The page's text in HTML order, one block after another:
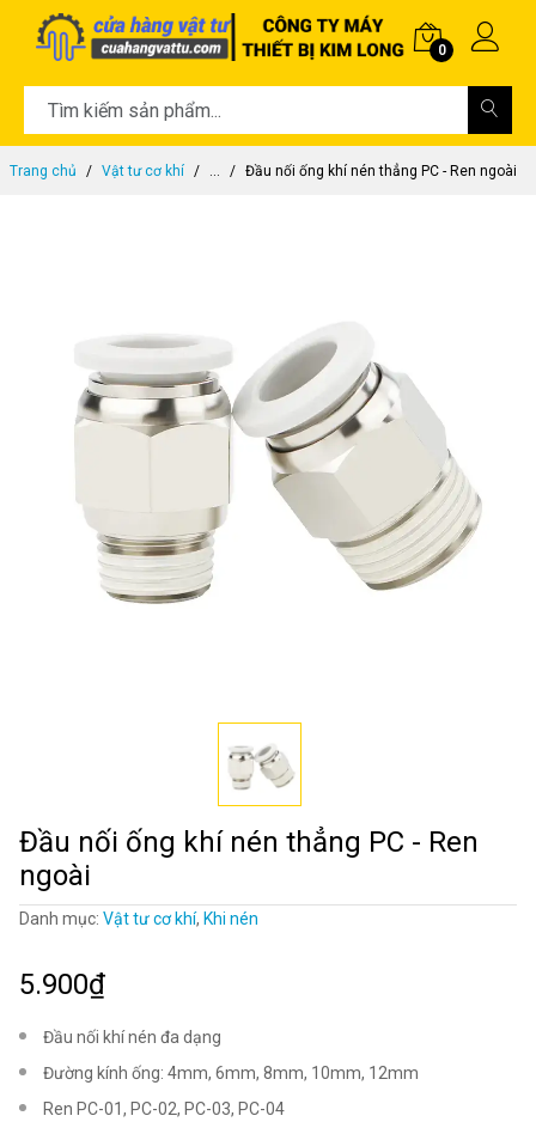
0
Trang chủ Vật tư cơ khí ... Đầu nối ống khí nén thẳng PC - Ren ngoài
Đầu nối ống khí nén thẳng PC - Ren
ngoài
Danh mục: Vật tư cơ khí, Khi nén
5.900₫
Đầu nối khí nén đa dạng
Đường kính ống: 4mm, 6mm, 8mm, 10mm, 12mm
Ren PC-01, PC-02, PC-03, PC-04